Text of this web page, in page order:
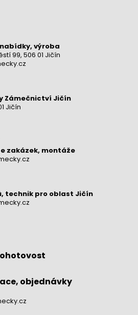
výroba
99, 506 01 Jičín
Zámečnictví Jičín
Jičín
zakázek, montáže
technik pro oblast Jičín
objednávky